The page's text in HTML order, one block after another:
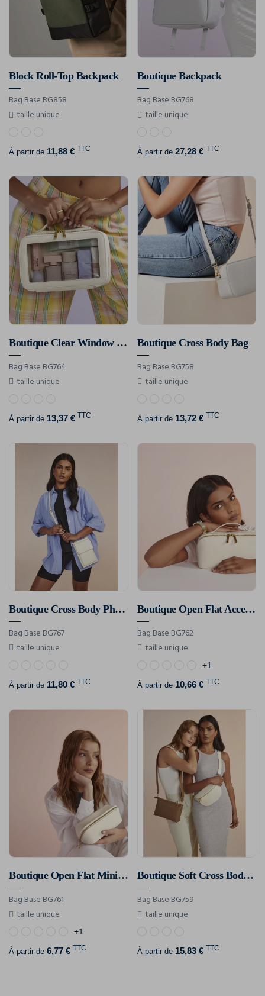
Block Roll-Top Backpack
Bag Base BG858
taille unique
À partir de 11,88 € TTC
Boutique Backpack
Bag Base BG768
taille unique
À partir de 27,28 € TTC
Boutique Clear Window Travel Case
Bag Base BG764
taille unique
À partir de 13,37 € TTC
Boutique Cross Body Bag
Bag Base BG758
taille unique
À partir de 13,72 € TTC
Boutique Cross Body Phone Pouch
Bag Base BG767
taille unique
À partir de 11,80 € TTC
Boutique Open Flat Accessory Case
Bag Base BG762
taille unique
+1
À partir de 10,66 € TTC
Boutique Open Flat Mini Accessory Case
Bag Base BG761
taille unique
+1
À partir de 6,77 € TTC
Boutique Soft Cross Body Bag
Bag Base BG759
taille unique
À partir de 15,83 € TTC